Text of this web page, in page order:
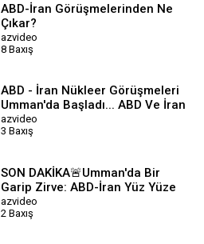
ABD-İran Görüşmelerinden Ne
Çıkar?
azvideo
8 Baxış
ABD - İran Nükleer Görüşmeleri
Umman'da Başladı... ABD Ve İran
Anlaşacak Mi? | A Haber
azvideo
3 Baxış
SON DAKİKA🚨Umman'da Bir
Garip Zirve: ABD-İran Yüz Yüze
Değil Dolaylı Görüştü! İşte
Detaylar...
azvideo
2 Baxış